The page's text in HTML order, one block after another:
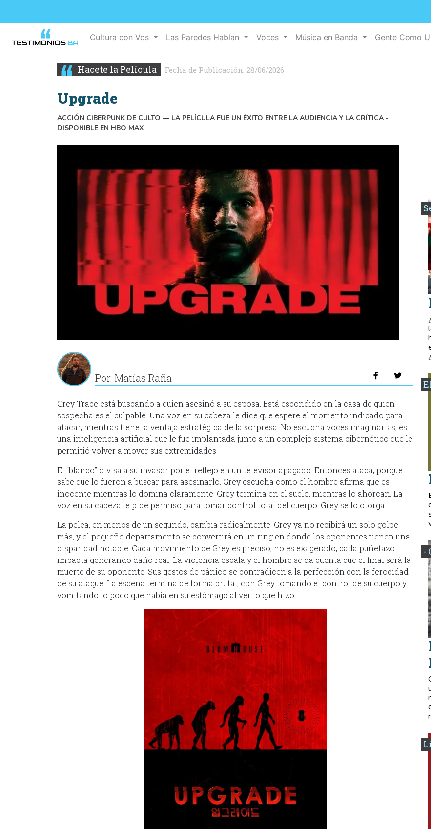
Cultura con Vos Las Paredes Hablan Voces Música en Banda Gente Como
Hacete la Película Fecha de Publicación: 28/06/2026
Upgrade
ACCIÓN CIBERPUNK DE CULTO — LA PELÍCULA FUE UN ÉXITO ENTRE LA AUDIENCIA Y LA CRÍTICA -
DISPONIBLE EN HBO MAX
Por: Matías Raña
Grey Trace está buscando a quien asesinó a su esposa. Está escondido en la casa de quien
sospecha es el culpable. Una voz en su cabeza le dice que espere el momento indicado para
atacar, mientras tiene la ventaja estratégica de la sorpresa. No escucha voces imaginarias, es
una inteligencia artificial que le fue implantada junto a un complejo sistema cibernético que le
permitió volver a mover sus extremidades.
El “blanco” divisa a su invasor por el reflejo en un televisor apagado. Entonces ataca, porque
sabe que lo fueron a buscar para asesinarlo. Grey escucha como el hombre afirma que es
inocente mientras lo domina claramente. Grey termina en el suelo, mientras lo ahorcan. La
voz en su cabeza le pide permiso para tomar control total del cuerpo. Grey se lo otorga.
La pelea, en menos de un segundo, cambia radicalmente. Grey ya no recibirá un solo golpe
más, y el pequeño departamento se convertirá en un ring en donde los oponentes tienen una
disparidad notable. Cada movimiento de Grey es preciso, no es exagerado, cada puñetazo
impacta generando daño real. La violencia escala y el hombre se da cuenta que el final será la
muerte de su oponente. Sus gestos de pánico se contradicen a la perfección con la ferocidad
de su ataque. La escena termina de forma brutal, con Grey tomando el control de su cuerpo y
vomitando lo poco que había en su estómago al ver lo que hizo.
-